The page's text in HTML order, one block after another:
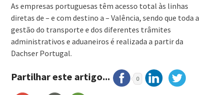
As empresas portuguesas têm acesso total às linhas
diretas de – e com destino a – Valência, sendo que toda a
gestão do transporte e dos diferentes trâmites
administrativos e aduaneiros é realizada a partir da
Dachser Portugal.
Partilhar este artigo... 0